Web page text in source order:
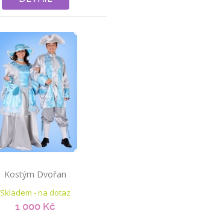
Kostým Dvořan
Skladem - na dotaz
1 000 Kč